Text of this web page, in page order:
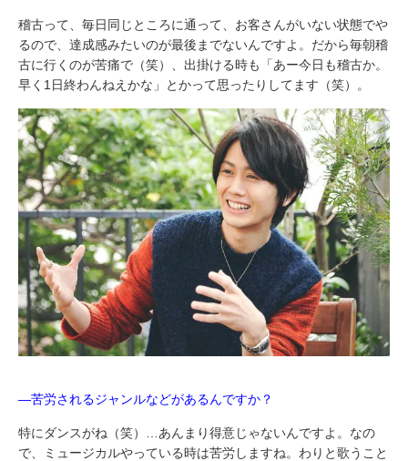
稽古って、毎日同じところに通って、お客さんがいない状態でや
るので、達成感みたいのが最後までないんですよ。だから毎朝稽
古に行くのが苦痛で（笑）、出掛ける時も「あー今日も稽古か。
早く1日終わんねえかな」とかって思ったりしてます（笑）。
―苦労されるジャンルなどがあるんですか？
特にダンスがね（笑）…あんまり得意じゃないんですよ。なの
で、ミュージカルやっている時は苦労しますね。わりと歌うこと